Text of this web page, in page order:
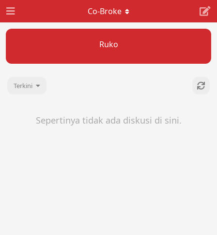
Ruko
Co-Broke
Terkini
Sepertinya tidak ada diskusi di sini.